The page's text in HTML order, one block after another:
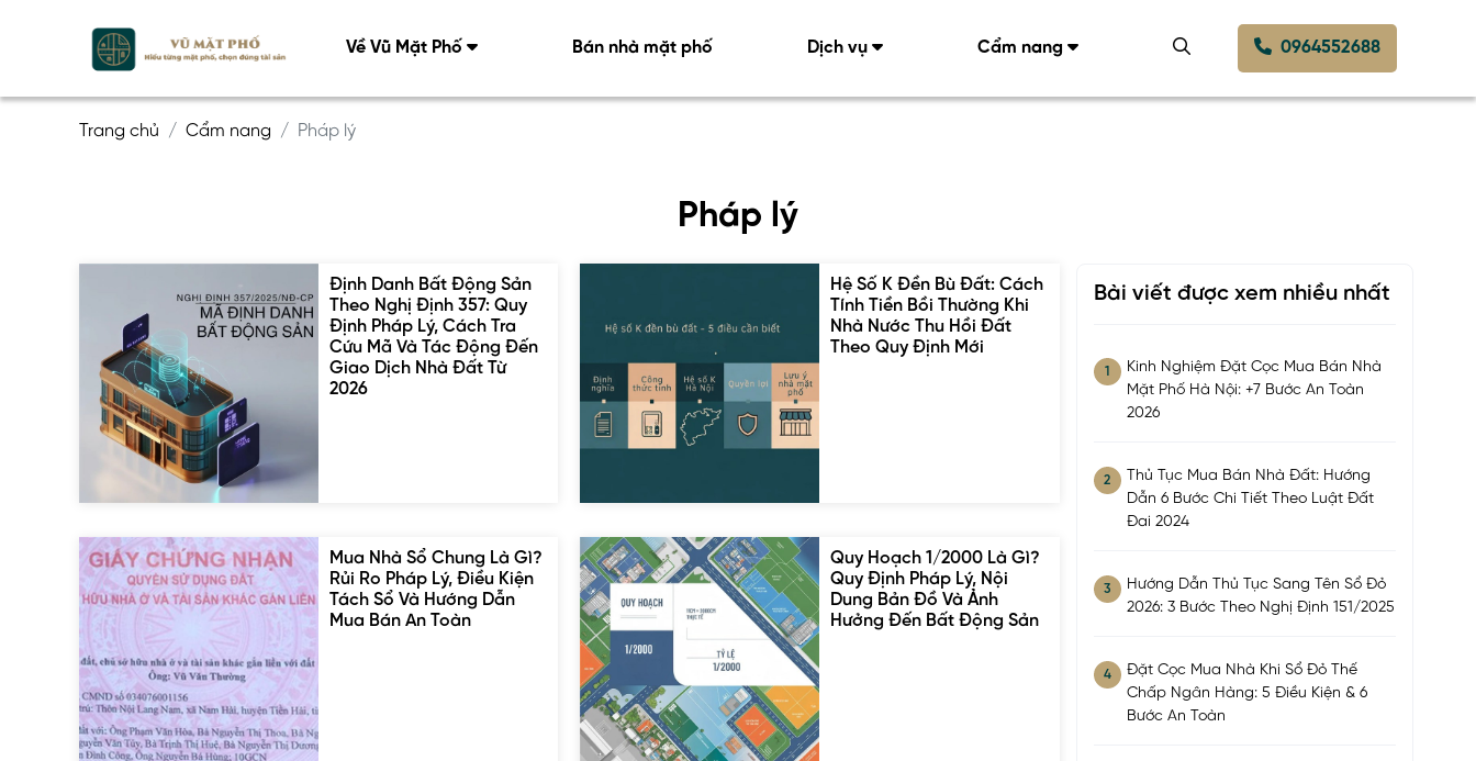
Về Vũ Mặt Phố Bán nhà mặt phố Dịch vụ Cẩm nang 0964552688
Trang chủ Cẩm nang Pháp lý
Pháp lý
Định Danh Bất Động Sản
Theo Nghị Định 357: Quy
Định Pháp Lý, Cách Tra
Cứu Mã Và Tác Động Đến
Giao Dịch Nhà Đất Từ
2026
Hệ Số K Đền Bù Đất: Cách
Tính Tiền Bồi Thường Khi
Nhà Nước Thu Hồi Đất
Theo Quy Định Mới
Mua Nhà Sổ Chung Là Gì?
Rủi Ro Pháp Lý, Điều Kiện
Tách Sổ Và Hướng Dẫn
Mua Bán An Toàn
Quy Hoạch 1/2000 Là Gì?
Quy Định Pháp Lý, Nội
Dung Bản Đồ Và Ảnh
Hưởng Đến Bất Động Sản
Bài viết được xem nhiều nhất
1
Kinh Nghiệm Đặt Cọc Mua Bán Nhà
Mặt Phố Hà Nội: +7 Bước An Toàn
2026
2
Thủ Tục Mua Bán Nhà Đất: Hướng
Dẫn 6 Bước Chi Tiết Theo Luật Đất
Đai 2024
3
Hướng Dẫn Thủ Tục Sang Tên Sổ Đỏ
2026: 3 Bước Theo Nghị Định 151/2025
4
Đặt Cọc Mua Nhà Khi Sổ Đỏ Thế
Chấp Ngân Hàng: 5 Điều Kiện & 6
Bước An Toàn